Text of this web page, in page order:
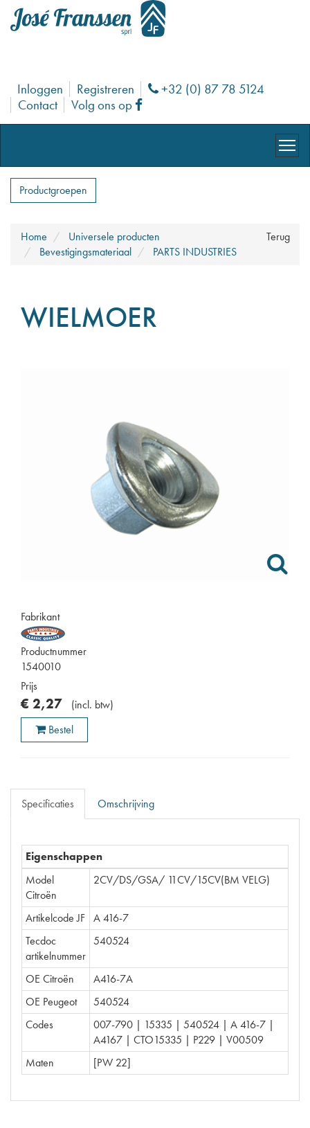
Inloggen Registreren Phone
+32 (0) 87 78 5124
Contact
Volg ons op Facebook
Productgroepen
Terug
Home
Universele producten
Bevestigingsmateriaal
PARTS INDUSTRIES
WIELMOER
Fabrikant
Productnummer
1540010
Prijs
€ 2,27 (incl. btw)
Bestel
Specificaties Omschrijving
Eigenschappen
Model
Citroën
2CV/DS/GSA/ 11CV/15CV(BM VELG)
Artikelcode JF A 416-7
Tecdoc
artikelnummer
540524
OE Citroën
A416-7A
OE Peugeot
540524
Codes
007-790 | 15335 | 540524 | A 416-7 |
A4167 | CTO15335 | P229 | V00509
Maten
[PW 22]